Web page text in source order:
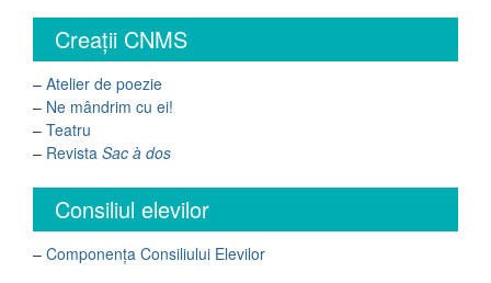
Creații CNMS
– Atelier de poezie
– Ne mândrim cu ei!
– Teatru
– Revista Sac à dos
Consiliul elevilor
– Componența Consiliului Elevilor